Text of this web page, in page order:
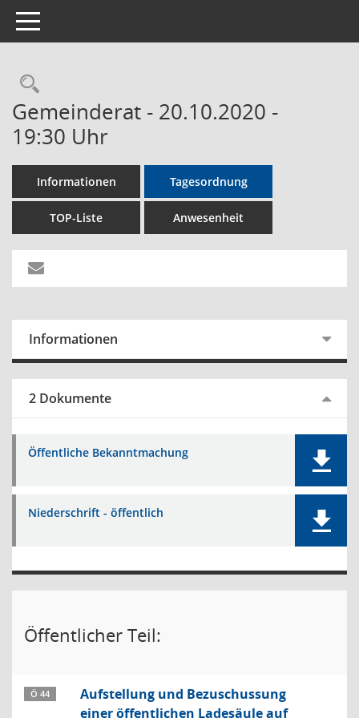
Toggle navigation
Rechercheauswahl
Gemeinderat - 20.10.2020 -
19:30 Uhr
Informationen Tagesordnung
TOP-Liste Anwesenheit
Informationen
2 Dokumente
Öffentliche Bekanntmachung
Niederschrift - öffentlich
Öffentlicher Teil:
Ö 44
Aufstellung und Bezuschussung
einer öffentlichen Ladesäule auf